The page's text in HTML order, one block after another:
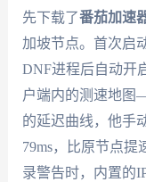
先下载了番茄加速
加坡节点。首次启
DNF进程后自动开
户端内的测速地
的延迟曲线，他手
79ms，比原节点提
录警告时，内置的